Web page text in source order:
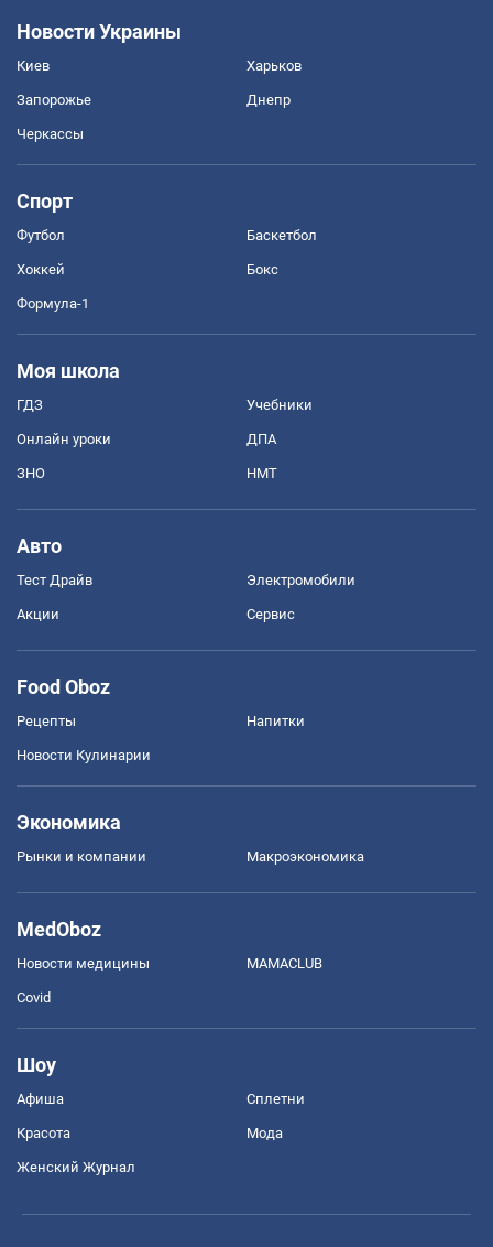
Новости Украины
Киев Харьков
Запорожье Днепр
Черкассы
Спорт
Футбол Баскетбол
Хоккей Бокс
Формула-1
Моя школа
ГДЗ Учебники
Онлайн уроки ДПА
ЗНО НМТ
Авто
Тест Драйв Электромобили
Акции Сервис
Food Oboz
Рецепты Напитки
Новости Кулинарии
Экономика
Рынки и компании Mакроэкономика
MedOboz
Новости медицины MAMACLUB
Covid
Шоу
Афиша Сплетни
Красота Мода
Женский Журнал